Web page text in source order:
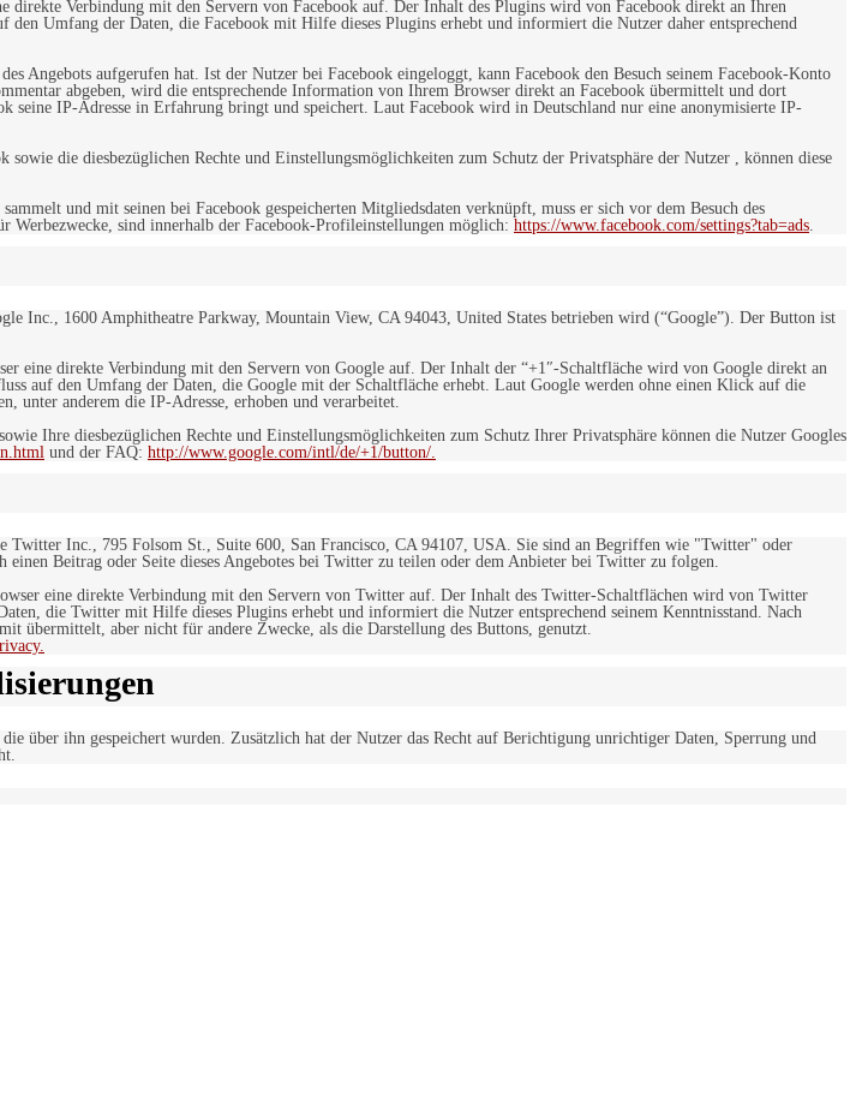
direkte Verbindung mit den Servern von Facebook auf. Der Inhalt des Plugins wird von Facebook direkt an Ihren
Umfang der Daten, die Facebook mit Hilfe dieses Plugins erhebt und informiert die Nutzer daher entsprechend
Angebots aufgerufen hat. Ist der Nutzer bei Facebook eingeloggt, kann Facebook den Besuch seinem Facebook-Konto
abgeben, wird die entsprechende Information von Ihrem Browser direkt an Facebook übermittelt und dort
IP-Adresse in Erfahrung bringt und speichert. Laut Facebook wird in Deutschland nur eine anonymisierte IP-
die diesbezüglichen Rechte und Einstellungsmöglichkeiten zum Schutz der Privatsphäre der Nutzer , können diese
und mit seinen bei Facebook gespeicherten Mitgliedsdaten verknüpft, muss er sich vor dem Besuch des
Werbezwecke, sind innerhalb der Facebook-Profileinstellungen möglich: https://www.facebook.com/settings?tab=ads
Inc., 1600 Amphitheatre Parkway, Mountain View, CA 94043, United States betrieben wird (“Google”). Der Button ist
eine direkte Verbindung mit den Servern von Google auf. Der Inhalt der “+1″-Schaltfläche wird von Google direkt an
auf den Umfang der Daten, die Google mit der Schaltfläche erhebt. Laut Google werden ohne einen Klick auf die
unter anderem die IP-Adresse, erhoben und verarbeitet.
Ihre diesbezüglichen Rechte und Einstellungsmöglichkeiten zum Schutz Ihrer Privatsphäre können die Nutzer Googles
und der FAQ: http://www.google.com/intl/de/+1/button/.
Twitter Inc., 795 Folsom St., Suite 600, San Francisco, CA 94107, USA. Sie sind an Begriffen wie "Twitter" oder
Beitrag oder Seite dieses Angebotes bei Twitter zu teilen oder dem Anbieter bei Twitter zu folgen.
eine direkte Verbindung mit den Servern von Twitter auf. Der Inhalt des Twitter-Schaltflächen wird von Twitter
die Twitter mit Hilfe dieses Plugins erhebt und informiert die Nutzer entsprechend seinem Kenntnisstand. Nach
übermittelt, aber nicht für andere Zwecke, als die Darstellung des Buttons, genutzt.
über ihn gespeichert wurden. Zusätzlich hat der Nutzer das Recht auf Berichtigung unrichtiger Daten, Sperrung und